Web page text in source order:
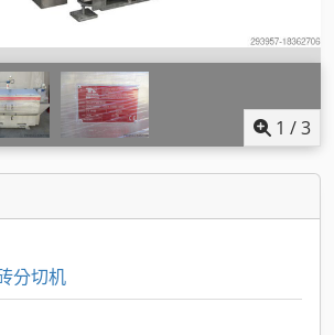
1 /3
分切机